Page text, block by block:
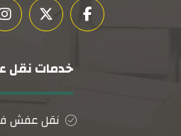
خدمات
نقل عفش